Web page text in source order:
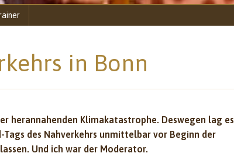
in Bonn
herannahenden Klimakatastrophe. Deswegen lag es
des Nahverkehrs unmittelbar vor Beginn der
Und ich war der Moderator.